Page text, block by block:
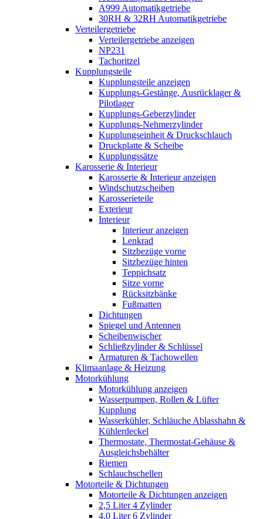
A999 Automatikgetriebe
30RH & 32RH Automatikgetriebe
Verteilergetriebe
Verteilergetriebe anzeigen
NP231
Tachoritzel
Kupplungsteile
Kupplungsteile anzeigen
Kupplungs-Gestänge, Ausrücklager &
Pilotlager
Kupplungs-Geberzylinder
Kupplungs-Nehmerzylinder
Kupplungseinheit & Druckschlauch
Druckplatte & Scheibe
Kupplungssätze
Karosserie & Interieur
Karosserie & Interieur anzeigen
Windschutzscheiben
Karosserieteile
Exterieur
Interieur
Interieur anzeigen
Lenkrad
Sitzbezüge vorne
Sitzbezüge hinten
Teppichsatz
Sitze vorne
Rücksitzbänke
Fußmatten
Dichtungen
Spiegel und Antennen
Scheibenwischer
Schließzylinder & Schlüssel
Armaturen & Tachowellen
Klimaanlage & Heizung
Motorkühlung
Motorkühlung anzeigen
Wasserpumpen, Rollen & Lüfter
Kupplung
Wasserkühler, Schläuche Ablasshahn &
Kühlerdeckel
Thermostate, Thermostat-Gehäuse &
Ausgleichsbehälter
Riemen
Schlauchschellen
Motorteile & Dichtungen
Motorteile & Dichtungen anzeigen
2,5 Liter 4 Zylinder
4,0 Liter 6 Zylinder